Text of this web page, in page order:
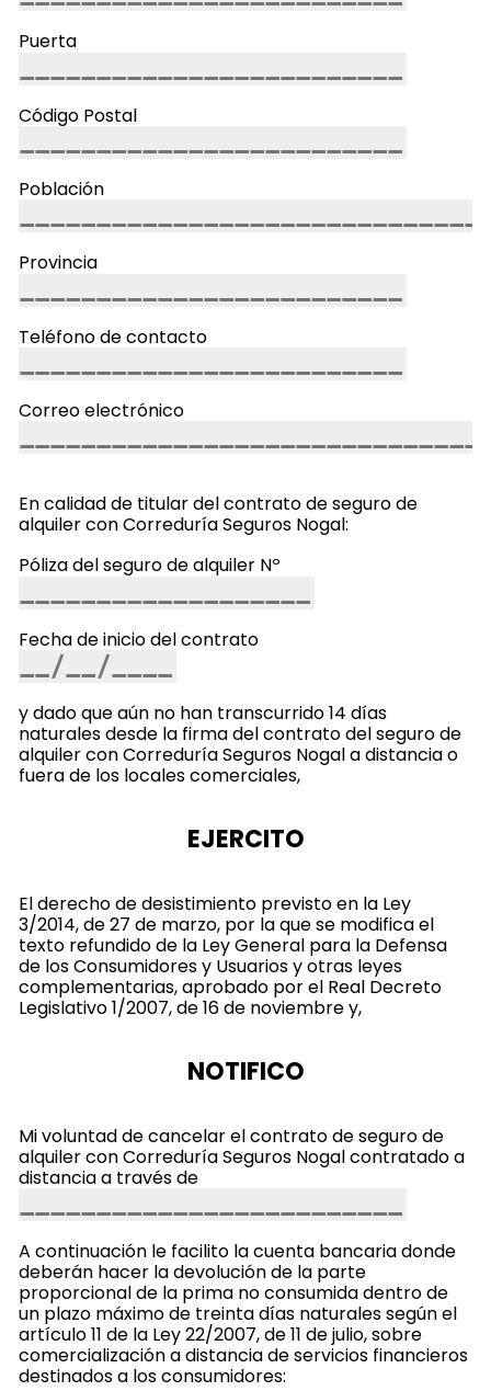
Puerta
Código Postal
Población
Provincia
Teléfono de contacto
Correo electrónico
En calidad de titular del contrato de seguro de
alquiler con Correduría Seguros Nogal:
Póliza del seguro de alquiler Nº
Fecha de inicio del contrato
y dado que aún no han transcurrido 14 días
naturales desde la firma del contrato del seguro de
alquiler con Correduría Seguros Nogal a distancia o
fuera de los locales comerciales,
EJERCITO
El derecho de desistimiento previsto en la Ley
3/2014, de 27 de marzo, por la que se modifica el
texto refundido de la Ley General para la Defensa
de los Consumidores y Usuarios y otras leyes
complementarias, aprobado por el Real Decreto
Legislativo 1/2007, de 16 de noviembre y,
NOTIFICO
Mi voluntad de cancelar el contrato de seguro de
alquiler con Correduría Seguros Nogal contratado a
distancia a través de
A continuación le facilito la cuenta bancaria donde
deberán hacer la devolución de la parte
proporcional de la prima no consumida dentro de
un plazo máximo de treinta días naturales según el
artículo 11 de la Ley 22/2007, de 11 de julio, sobre
comercialización a distancia de servicios financieros
destinados a los consumidores: